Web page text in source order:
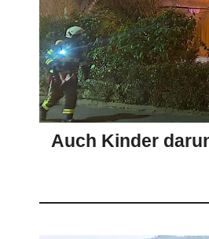
Auch Kinder